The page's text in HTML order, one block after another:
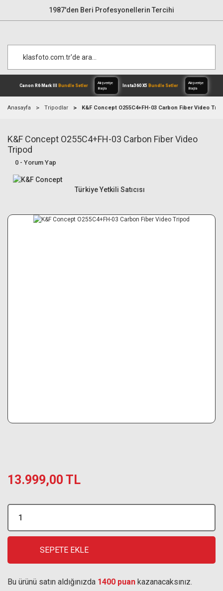
1987'den Beri Profesyonellerin Tercihi
Canon R6 Mark III Bundle Setler
Alışverişe
Anasayfa Tripodlar K&F Concept O255C4+FH-03 Carbon Fiber Video
K&F Concept O255C4+FH-03 Carbon Fiber Video
Tripod
0 - Yorum Yap
Türkiye Yetkili Satıcısı
13.999,00 TL
SEPETE EKLE
Bu ürünü satın aldığınızda 1400 puan kazanacaksınız.